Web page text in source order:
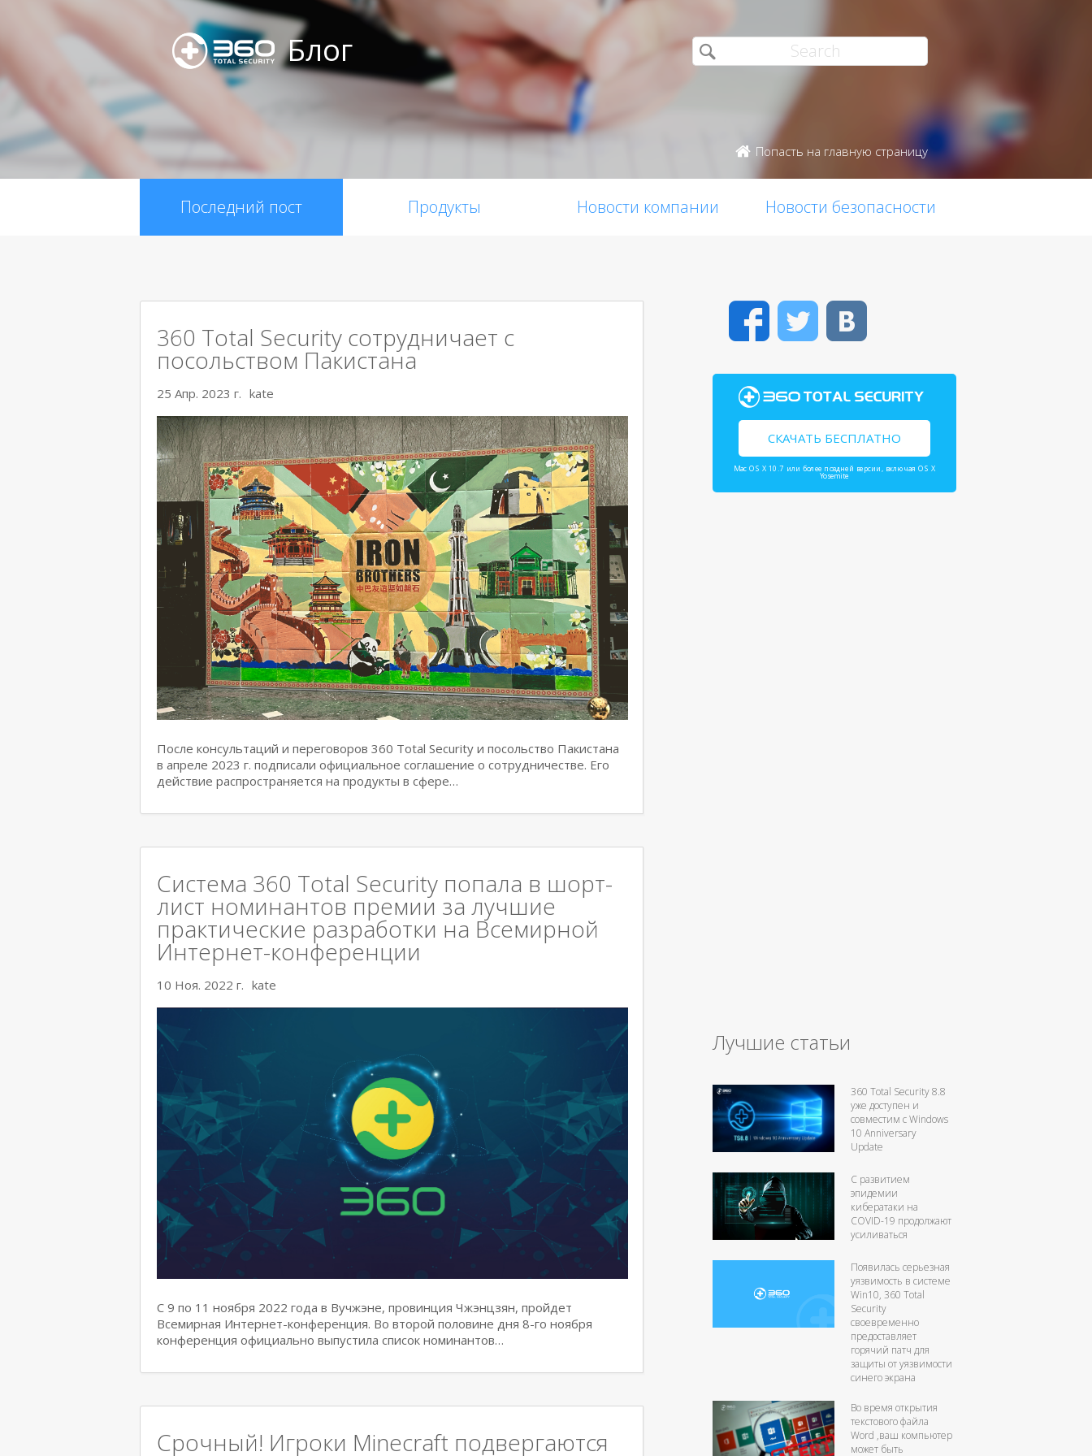
Блог
Попасть на главную страницу
Последний пост Продукты Новости компании Новости безопасности
360 Total Security сотрудничает с
посольством Пакистана
25 Апр. 2023 г. kate
После консультаций и переговоров 360 Total Security и посольство Пакистана
в апреле 2023 г. подписали официальное соглашение о сотрудничестве. Его
действие распространяется на продукты в сфере…
Система 360 Total Security попала в шорт-
лист номинантов премии за лучшие
практические разработки на Всемирной
Интернет-конференции
10 Ноя. 2022 г. kate
С 9 по 11 ноября 2022 года в Вучжэне, провинция Чжэнцзян, пройдет
Всемирная Интернет-конференция. Во второй половине дня 8-го ноября
конференция официально выпустила список номинантов…
Срочный! Игроки Minecraft подвергаются
FacebookTwitter
СКАЧАТЬ БЕСПЛАТНО
Mac OS X 10.7 или более поздней версии, включая OS X
Yosemite
Лучшие статьи
360 Total Security 8.8
уже доступен и
совместим с Windows
10 Anniversary
Update
С развитием
эпидемии
кибератаки на
COVID-19 продолжают
усиливаться
Появилась серьезная
уязвимость в системе
Win10, 360 Total
Security
своевременно
предоставляет
горячий патч для
защиты от уязвимости
синего экрана
Во время открытия
текстового файла
Word ,ваш компьютер
может быть